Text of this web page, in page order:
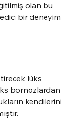
olan bu
bir deneyim
lüks
bornozlardan
kendilerini